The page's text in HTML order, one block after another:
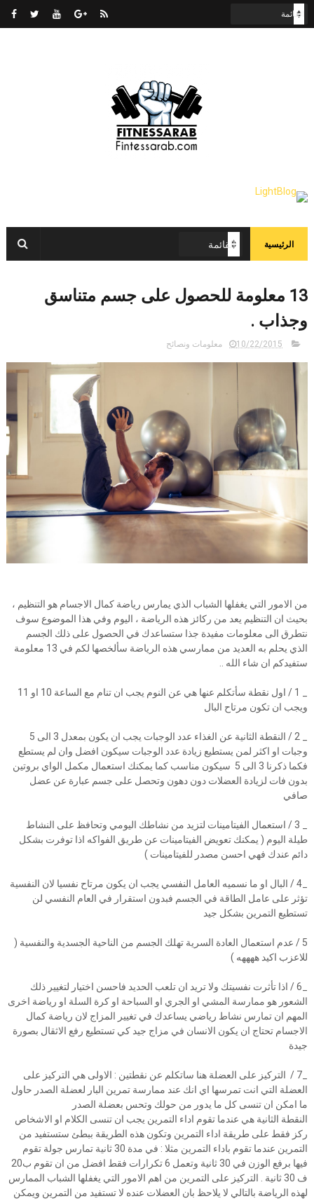
الرئيسية
13 معلومة للحصول على جسم متناسق
وجذاب .
10/22/2015 معلومات ونصائح
من الامور التي يغفلها الشباب الذي يمارس رياضة كمال الاجسام هو التنظيم ،
بحيث ان التنظيم يعد من ركائز هذه الرياضة ، اليوم وفي هذا الموضوع سوف
نتطرق الى معلومات مفيدة جذا ستساعدك في الحصول على ذلك الجسم
الذي يحلم به العديد من ممارسي هذه الرياضة سألخصها لكم في 13 معلومة
ستفيدكم ان شاء الله ..
_ 1 / اول نقطة سأتكلم عنها هي عن النوم يجب ان تنام مع الساعة 10 او 11
ويجب ان تكون مرتاح البال
_ 2 / النقطة الثانية عن الغذاء عدد الوجبات يجب ان يكون بمعدل 3 الى 5
وجبات او اكثر لمن يستطيع زيادة عدد الوجبات سيكون افضل وان لم يستطع
فكما ذكرنا 3 الى 5 سيكون مناسب كما يمكنك استعمال مكمل الواي بروتين
بدون فات لزيادة العضلات دون دهون وتحصل على جسم عبارة عن عضل
صافي
_ 3 / استعمال الفيتامينات لتزيد من نشاطك اليومي وتحافظ على النشاط
طيلة اليوم ( يمكنك تعويض الفيتامينات عن طريق الفواكه اذا توفرت بشكل
دائم عندك فهي احسن مصدر للفيتامينات )
_4 / البال او ما نسميه العامل النفسي يجب ان يكون مرتاح نفسيا لان النفسية
تؤثر على عامل الطاقة في الجسم فبدون استقرار في العام النفسي لن
تستطيع التمرين بشكل جيد
5 / عدم استعمال العادة السرية تهلك الجسم من الناحية الجسدية والنفسية (
للاعزب اكيد ههههه )
_6 / اذا تأثرت نفسيتك ولا تريد ان تلعب الحديد فاحسن اختيار لتغيير ذلك
الشعور هو ممارسة المشي او الجري او السباحة او كرة السلة او رياضة اخرى
المهم ان تمارس نشاط رياضي يساعدك في تغيير المزاج لان رياضة كمال
الاجسام تحتاج ان يكون الانسان في مزاج جيد كي تستطيع رفع الاثقال بصورة
جيدة
_7 / التركيز على العضلة هنا ساتكلم عن نقطتين : الاولى هي التركيز على
العضلة التي انت تمرسها اي انك عند ممارسة تمرين البار لعضلة الصدر حاول
ما امكن ان تنسى كل ما يدور من حولك وتحس بعضلة الصدر
النقطة الثانية هي عندما تقوم اداء التمرين يجب ان تنسى الكلام او الاشخاص
ركز فقط على طريقة اداء التمرين وتكون هذه الطريقة ببطئ ستستفيد من
التمرين عندما تقوم باداء التمرين مثلا : في مدة 30 ثانية تمارس جولة تقوم
فيها برفع الوزن في 30 ثانية وتعمل 6 تكرارات فقط افضل من ان تقوم ب20
ف 30 ثانية . التركيز على التمرين من اهم الامور التي يغفلها الشباب الممارس
لهذه الرياضة بالتالي لا يلاحظ بان العضلات عنده لا تستفيد من التمرين ويمكن